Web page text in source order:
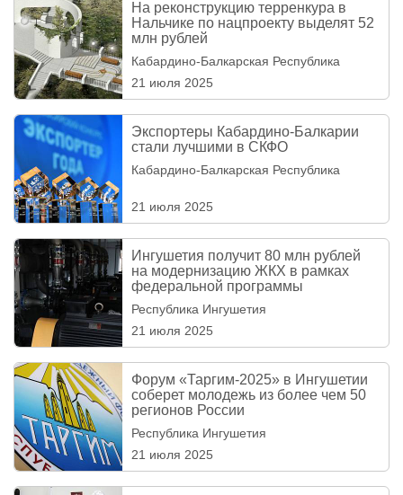
На реконструкцию терренкура в
Нальчике по нацпроекту выделят 52
млн рублей
Кабардино-Балкарская Республика
21 июля 2025
Экспортеры Кабардино-Балкарии
стали лучшими в СКФО
Кабардино-Балкарская Республика
21 июля 2025
Ингушетия получит 80 млн рублей
на модернизацию ЖКХ в рамках
федеральной программы
Республика Ингушетия
21 июля 2025
Форум «Таргим-2025» в Ингушетии
соберет молодежь из более чем 50
регионов России
Республика Ингушетия
21 июля 2025